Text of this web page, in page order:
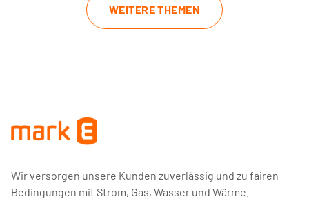
WEITERE THEMEN
Wir versorgen unsere Kunden zuverlässig und zu fairen
Bedingungen mit Strom, Gas, Wasser und Wärme.